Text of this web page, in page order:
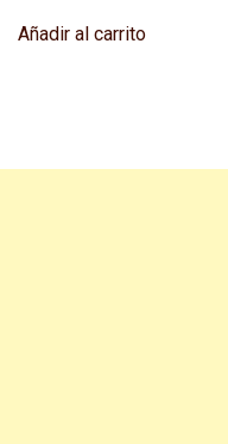
originalactual
Añadir al carrito